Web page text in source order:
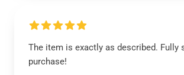
The item is exactly as described. Fully
purchase!